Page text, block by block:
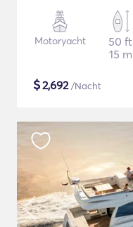
Motoryacht
50 ft
15 m
$2,692/Nacht